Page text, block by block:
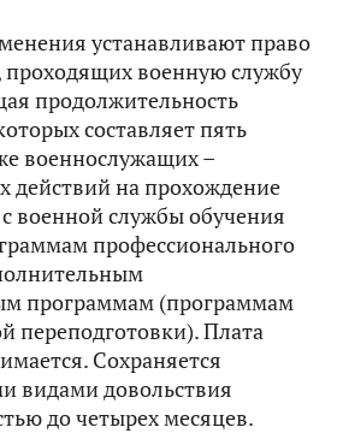
устанавливают право
военную службу
продолжительность
составляет пять
военнослужащих –
действий на прохождение
военной службы обучения
профессионального
программам (программам
переподготовки). Плата
Сохраняется
видами довольствия
до четырех месяцев.